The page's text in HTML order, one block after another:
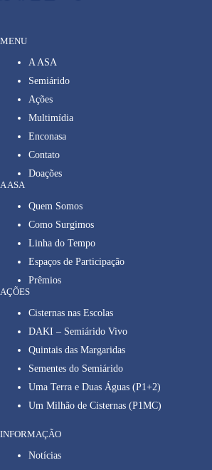
MENU
A ASA
Semiárido
Ações
Multimídia
Enconasa
Contato
Doações
A ASA
Quem Somos
Como Surgimos
Linha do Tempo
Espaços de Participação
Prêmios
AÇÕES
Cisternas nas Escolas
DAKI – Semiárido Vivo
Quintais das Margaridas
Sementes do Semiárido
Uma Terra e Duas Águas (P1+2)
Um Milhão de Cisternas (P1MC)
INFORMAÇÃO
Notícias